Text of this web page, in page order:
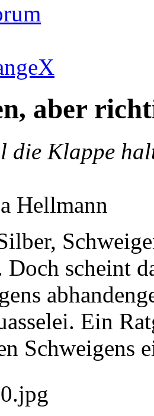
aber
die Klappe
Hellmann
scheint
Ein
Schweigens